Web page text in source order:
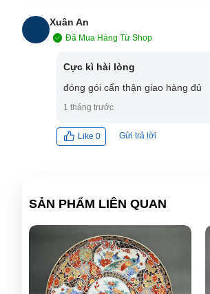
Xuân An
Đã Mua Hàng Từ Shop
Cực kì hài lòng
đóng gói cẩn thận giao hàng đủ
1 tháng trước
Like 0 Gửi trả lời
SẢN PHẨM LIÊN QUAN